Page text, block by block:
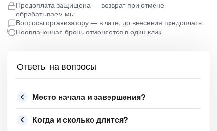
Предоплата защищена — возврат при отмене
обрабатываем мы
Вопросы организатору — в чате, до внесения предоплаты
Неоплаченная бронь отменяется в один клик
Ответы на вопросы
Место начала и завершения?
Когда и сколько длится?